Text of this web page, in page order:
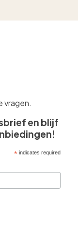
vragen.
en blijf
*indicates required